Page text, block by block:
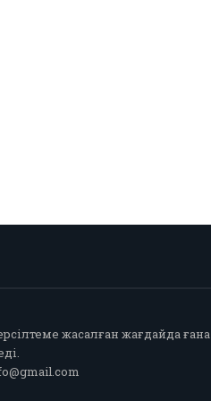
жасалған жағдайда ғана